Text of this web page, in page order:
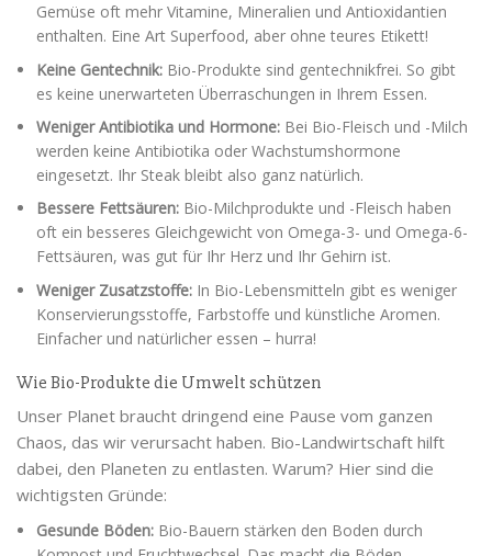
Gemüse oft mehr Vitamine, Mineralien und Antioxidantien
enthalten. Eine Art Superfood, aber ohne teures Etikett!
Keine Gentechnik: Bio-Produkte sind gentechnikfrei. So gibt
es keine unerwarteten Überraschungen in Ihrem Essen.
Weniger Antibiotika und Hormone: Bei Bio-Fleisch und -Milch
werden keine Antibiotika oder Wachstumshormone
eingesetzt. Ihr Steak bleibt also ganz natürlich.
Bessere Fettsäuren: Bio-Milchprodukte und -Fleisch haben
oft ein besseres Gleichgewicht von Omega-3- und Omega-6-
Fettsäuren, was gut für Ihr Herz und Ihr Gehirn ist.
Weniger Zusatzstoffe: In Bio-Lebensmitteln gibt es weniger
Konservierungsstoffe, Farbstoffe und künstliche Aromen.
Einfacher und natürlicher essen – hurra!
Wie Bio-Produkte die Umwelt schützen
Unser Planet braucht dringend eine Pause vom ganzen
Chaos, das wir verursacht haben. Bio-Landwirtschaft hilft
dabei, den Planeten zu entlasten. Warum? Hier sind die
wichtigsten Gründe:
Gesunde Böden: Bio-Bauern stärken den Boden durch